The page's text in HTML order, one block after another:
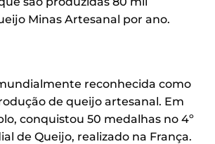
Minas Artesanal por ano.
reconhecida como
de queijo artesanal. Em
conquistou 50 medalhas no 4º
de Queijo, realizado na França.